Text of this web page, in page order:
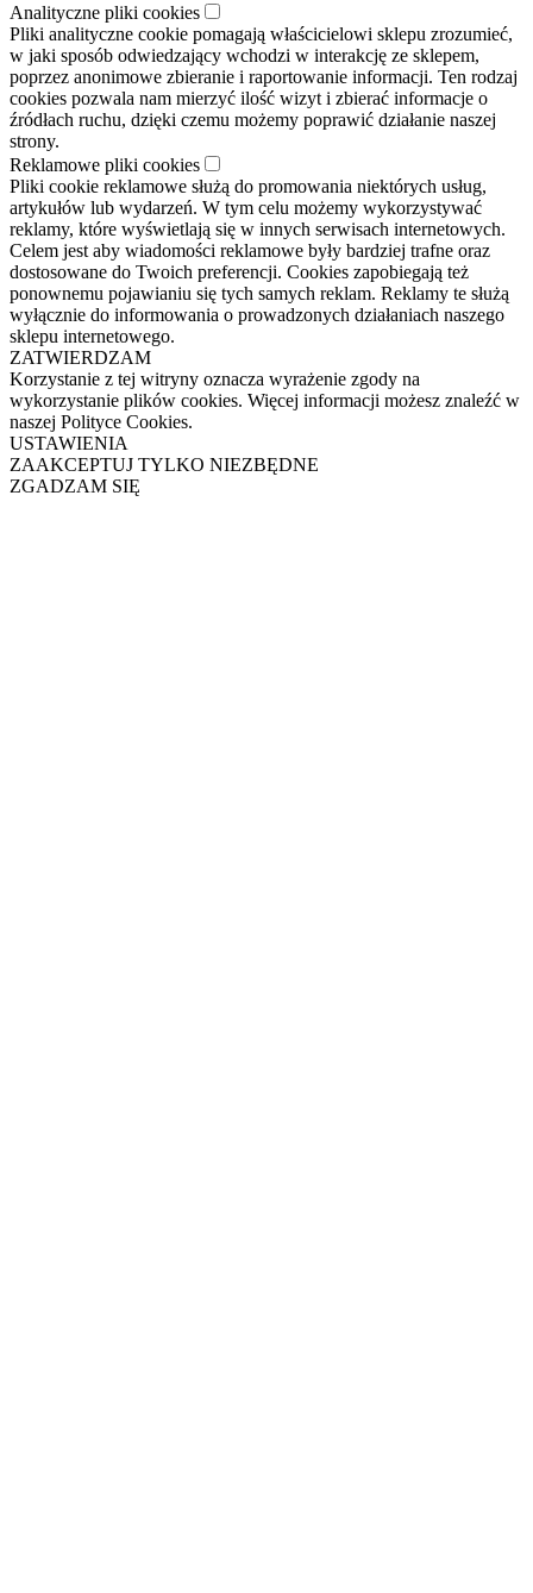
Analityczne pliki cookies
Pliki analityczne cookie pomagają właścicielowi sklepu zrozumieć,
w jaki sposób odwiedzający wchodzi w interakcję ze sklepem,
poprzez anonimowe zbieranie i raportowanie informacji. Ten rodzaj
cookies pozwala nam mierzyć ilość wizyt i zbierać informacje o
źródłach ruchu, dzięki czemu możemy poprawić działanie naszej
strony.
Reklamowe pliki cookies
Pliki cookie reklamowe służą do promowania niektórych usług,
artykułów lub wydarzeń. W tym celu możemy wykorzystywać
reklamy, które wyświetlają się w innych serwisach internetowych.
Celem jest aby wiadomości reklamowe były bardziej trafne oraz
dostosowane do Twoich preferencji. Cookies zapobiegają też
ponownemu pojawianiu się tych samych reklam. Reklamy te służą
wyłącznie do informowania o prowadzonych działaniach naszego
sklepu internetowego.
ZATWIERDZAM
Korzystanie z tej witryny oznacza wyrażenie zgody na
wykorzystanie plików cookies. Więcej informacji możesz znaleźć w
naszej Polityce Cookies.
USTAWIENIA
ZAAKCEPTUJ TYLKO NIEZBĘDNE
ZGADZAM SIĘ